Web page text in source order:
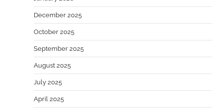
December 2025
October 2025
September 2025
August 2025
July 2025
April 2025